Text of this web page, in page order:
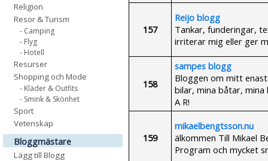
Religion
Resor & Turism
- Camping
- Flyg
- Hotell
Resurser
Shopping och Mode
- Kläder & Outfits
- Smink & Skönhet
Sport
Vetenskap
Bloggmästare
Lägg till Blogg
157
Reijo blogg
Tankar, funderingar,
irriterar mig eller ger
158
sampes blogg
Bloggen om mitt
bilar, mina båtar,
A R!
159
mikaelbengtsson.nu
älkommen Till Mikael
Program och mycket